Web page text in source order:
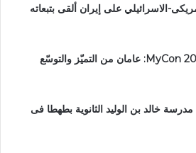
الاسرائيلي على إيران ألقى بتبعاته
“MyLifestyle تُطلق MyCon 2025: عامان من التميّز والتوسّع
خالد بن الوليد الثانوية بطهطا فى